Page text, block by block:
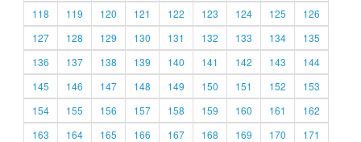
118
119 120 121 122 123 124 125
126
127
128 129 130 131 132 133 134
135
136
137 138 139 140 141 142 143
144
145
146 147 148 149 150 151 152
153
154
155 156 157 158 159 160 161
162
163
164 165 166 167 168 169 170
171